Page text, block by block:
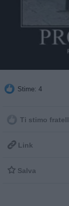
Stime: 4
Ti stimo
 Link
 Salva